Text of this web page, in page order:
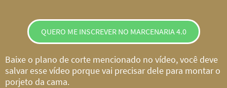
QUERO ME INSCREVER NO MARCENARIA 4.0
Baixe o plano de corte mencionado no vídeo, você deve
salvar esse vídeo porque vai precisar dele para montar o
porjeto da cama.